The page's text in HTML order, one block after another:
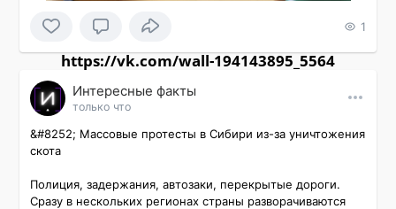
1
https://vk.com/wall-194143895_5564
Интересные факты
только что
&#8252; Массовые протесты в Сибири из-за уничтожения
скота
Полиция, задержания, автозаки, перекрытые дороги.
Сразу в нескольких регионах страны разворачиваются